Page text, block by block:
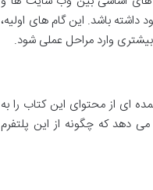
داشته باشد. این گام های اولیه،
وارد مراحل عملی شود.
ای از محتوای این کتاب را به
دهد که چگونه از این پلتفرم